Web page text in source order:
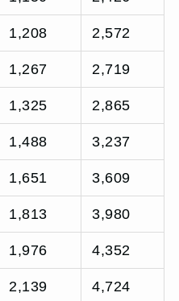
1,208 2,572
1,267 2,719
1,325 2,865
1,488 3,237
1,651 3,609
1,813 3,980
1,976 4,352
2,139 4,724